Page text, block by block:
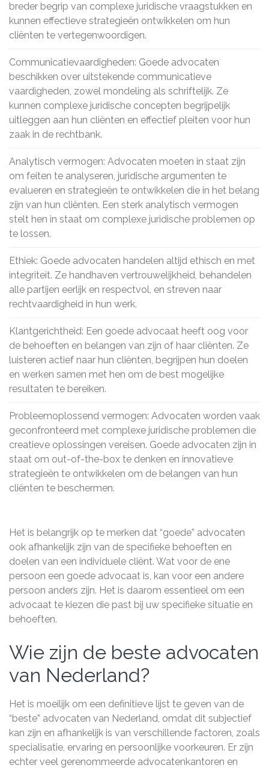
breder begrip van complexe juridische vraagstukken en
kunnen effectieve strategieën ontwikkelen om hun
cliënten te vertegenwoordigen.
Communicatievaardigheden: Goede advocaten
beschikken over uitstekende communicatieve
vaardigheden, zowel mondeling als schriftelijk. Ze
kunnen complexe juridische concepten begrijpelijk
uitleggen aan hun cliënten en effectief pleiten voor hun
zaak in de rechtbank.
Analytisch vermogen: Advocaten moeten in staat zijn
om feiten te analyseren, juridische argumenten te
evalueren en strategieën te ontwikkelen die in het belang
zijn van hun cliënten. Een sterk analytisch vermogen
stelt hen in staat om complexe juridische problemen op
te lossen.
Ethiek: Goede advocaten handelen altijd ethisch en met
integriteit. Ze handhaven vertrouwelijkheid, behandelen
alle partijen eerlijk en respectvol, en streven naar
rechtvaardigheid in hun werk.
Klantgerichtheid: Een goede advocaat heeft oog voor
de behoeften en belangen van zijn of haar cliënten. Ze
luisteren actief naar hun cliënten, begrijpen hun doelen
en werken samen met hen om de best mogelijke
resultaten te bereiken.
Probleemoplossend vermogen: Advocaten worden vaak
geconfronteerd met complexe juridische problemen die
creatieve oplossingen vereisen. Goede advocaten zijn in
staat om out-of-the-box te denken en innovatieve
strategieën te ontwikkelen om de belangen van hun
cliënten te beschermen.
Het is belangrijk op te merken dat “goede” advocaten
ook afhankelijk zijn van de specifieke behoeften en
doelen van een individuele cliënt. Wat voor de ene
persoon een goede advocaat is, kan voor een andere
persoon anders zijn. Het is daarom essentieel om een
advocaat te kiezen die past bij uw specifieke situatie en
behoeften.
Wie zijn de beste advocaten
van Nederland?
Het is moeilijk om een definitieve lijst te geven van de
“beste” advocaten van Nederland, omdat dit subjectief
kan zijn en afhankelijk is van verschillende factoren, zoals
specialisatie, ervaring en persoonlijke voorkeuren. Er zijn
echter veel gerenommeerde advocatenkantoren en